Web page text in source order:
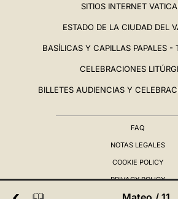
SITIOS INTERNET
ESTADO DE LA CIUDAD DEL
BASÍLICAS Y CAPILLAS PAPALES -
CELEBRACIONES
BILLETES AUDIENCIAS Y
FAQ
NOTAS LEGALES
COOKIE POLICY
PRIVACY POLICY